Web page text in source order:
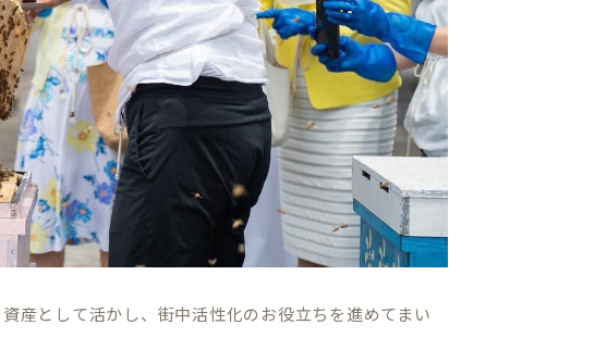
産として活かし、街中活性化のお役立ちを進めてまい